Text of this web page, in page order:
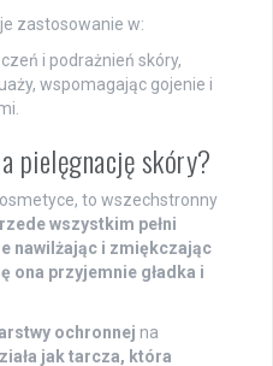
zastosowanie w:
i podrażnień skóry,
wspomagając gojenie i
pielęgnację skóry?
to wszechstronny
wszystkim pełni
nawilżając i zmiękczając
ona przyjemnie gładka i
ochronnej na
jak tarcza, która